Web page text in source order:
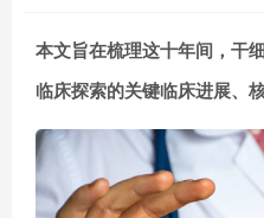
本文旨在梳理这十年间， 干
临床探索的关键临床进展、